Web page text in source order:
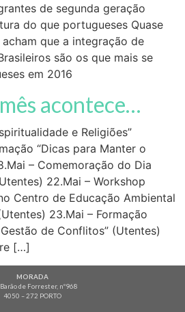
de segunda geração
do que portugueses Quase
que a integração de
são os que mais se
em 2016
acontece…
e Religiões”
“Dicas para Manter o
– Comemoração do Dia
22.Mai – Workshop
Centro de Educação Ambiental
23.Mai – Formação
de Conflitos” (Utentes)
[…]
MORADA
de Forrester, nº968
4050 – 272 PORTO